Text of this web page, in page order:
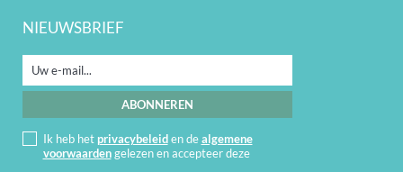
NIEUWSBRIEF
Ik heb het privacybeleiden dealgemene
voorwaardengelezen en accepteer deze